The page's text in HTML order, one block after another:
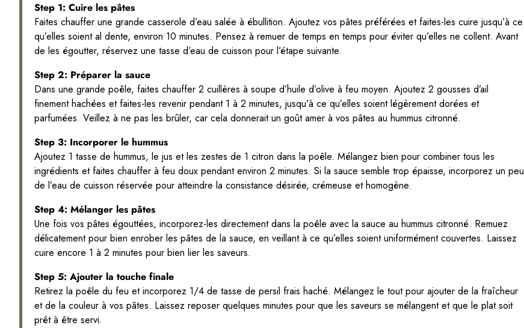
Step 1: Cuire les pâtes
Faites chauffer une grande casserole d’eau salée à ébullition. Ajoutez vos pâtes préférées et faites-les cuire jusqu’à ce
qu’elles soient al dente, environ 10 minutes. Pensez à remuer de temps en temps pour éviter qu’elles ne collent. Avant
de les égoutter, réservez une tasse d’eau de cuisson pour l’étape suivante.
Step 2: Préparer la sauce
Dans une grande poêle, faites chauffer 2 cuillères à soupe d’huile d’olive à feu moyen. Ajoutez 2 gousses d’ail
finement hachées et faites-les revenir pendant 1 à 2 minutes, jusqu’à ce qu’elles soient légèrement dorées et
parfumées. Veillez à ne pas les brûler, car cela donnerait un goût amer à vos pâtes au hummus citronné.
Step 3: Incorporer le hummus
Ajoutez 1 tasse de hummus, le jus et les zestes de 1 citron dans la poêle. Mélangez bien pour combiner tous les
ingrédients et faites chauffer à feu doux pendant environ 2 minutes. Si la sauce semble trop épaisse, incorporez un peu
de l’eau de cuisson réservée pour atteindre la consistance désirée, crémeuse et homogène.
Step 4: Mélanger les pâtes
Une fois vos pâtes égouttées, incorporez-les directement dans la poêle avec la sauce au hummus citronné. Remuez
délicatement pour bien enrober les pâtes de la sauce, en veillant à ce qu’elles soient uniformément couvertes. Laissez
cuire encore 1 à 2 minutes pour bien lier les saveurs.
Step 5: Ajouter la touche finale
Retirez la poêle du feu et incorporez 1/4 de tasse de persil frais haché. Mélangez le tout pour ajouter de la fraîcheur
et de la couleur à vos pâtes. Laissez reposer quelques minutes pour que les saveurs se mélangent et que le plat soit
prêt à être servi.